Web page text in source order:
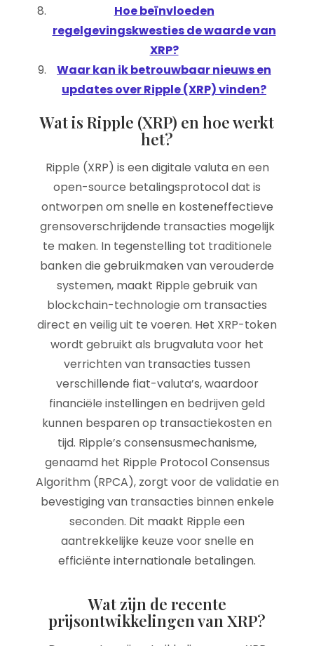
Hoe beïnvloeden
regelgevingskwesties de waarde van
XRP?
Waar kan ik betrouwbaar nieuws en
updates over Ripple (XRP) vinden?
Wat is Ripple (XRP) en hoe werkt
het?
Ripple (XRP) is een digitale valuta en een
open-source betalingsprotocol dat is
ontworpen om snelle en kosteneffectieve
grensoverschrijdende transacties mogelijk
te maken. In tegenstelling tot traditionele
banken die gebruikmaken van verouderde
systemen, maakt Ripple gebruik van
blockchain-technologie om transacties
direct en veilig uit te voeren. Het XRP-token
wordt gebruikt als brugvaluta voor het
verrichten van transacties tussen
verschillende fiat-valuta’s, waardoor
financiële instellingen en bedrijven geld
kunnen besparen op transactiekosten en
tijd. Ripple’s consensusmechanisme,
genaamd het Ripple Protocol Consensus
Algorithm (RPCA), zorgt voor de validatie en
bevestiging van transacties binnen enkele
seconden. Dit maakt Ripple een
aantrekkelijke keuze voor snelle en
efficiënte internationale betalingen.
Wat zijn de recente
prijsontwikkelingen van XRP?